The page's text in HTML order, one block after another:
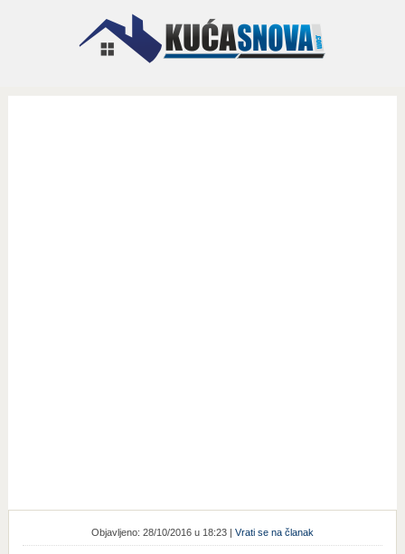
Objavljeno: 28/10/2016 u 18:23 | Vrati se na članak